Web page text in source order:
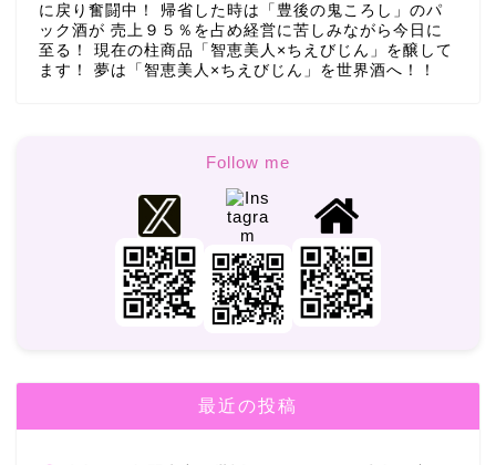
に戻り奮闘中！ 帰省した時は「豊後の鬼ころし」のパ
ック酒が 売上９５％を占め経営に苦しみながら今日に
至る！ 現在の柱商品「智恵美人×ちえびじん」を醸して
ます！ 夢は「智恵美人×ちえびじん」を世界酒へ！！
Follow me
最近の投稿